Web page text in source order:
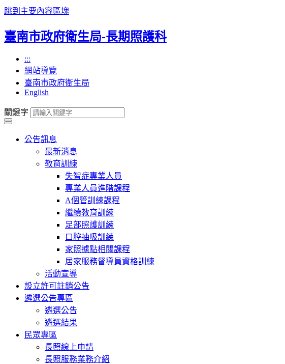
跳到主要內容區塊
臺南市政府衛生局-長期照護科
:::
網站導覽
臺南市政府衛生局
English
關鍵字
公告訊息
最新消息
教育訓練
失智症專業人員
專業人員進階課程
A個管訓練課程
繼續教育訓練
足部照護訓練
口腔抽吸訓練
家照據點相關課程
居家服務督導員資格訓練
活動宣導
設立許可註銷公告
遴選公告專區
遴選公告
遴選結果
民眾專區
長照線上申請
長照服務業務介紹